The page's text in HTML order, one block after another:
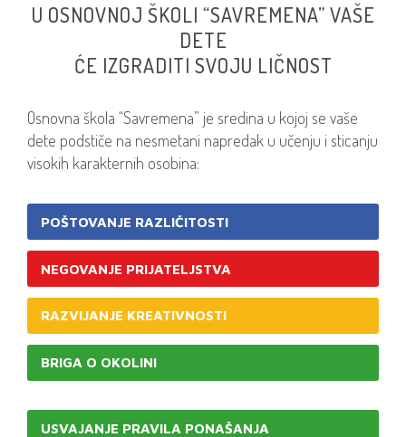
U OSNOVNOJ ŠKOLI “SAVREMENA” VAŠE
DETE
ĆE IZGRADITI SVOJU LIČNOST
Osnovna škola “Savremena” je sredina u kojoj se vaše
dete podstiče na nesmetani napredak u učenju i sticanju
visokih karakternih osobina:
POŠTOVANJE RAZLIČITOSTI
NEGOVANJE PRIJATELJSTVA
RAZVIJANJE KREATIVNOSTI
BRIGA O OKOLINI
USVAJANJE PRAVILA PONAŠANJA